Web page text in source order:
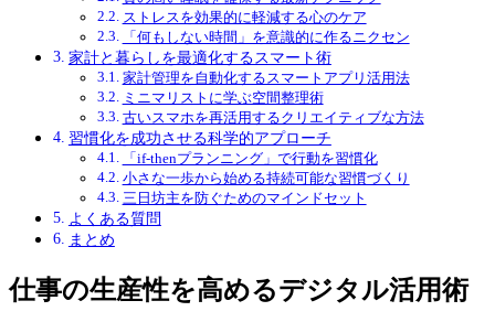
ストレスを効果的に軽減する心のケア
「何もしない時間」を意識的に作るニクセン
家計と暮らしを最適化するスマート術
家計管理を自動化するスマートアプリ活用法
ミニマリストに学ぶ空間整理術
古いスマホを再活用するクリエイティブな方法
習慣化を成功させる科学的アプローチ
「if-thenプランニング」で行動を習慣化
小さな一歩から始める持続可能な習慣づくり
三日坊主を防ぐためのマインドセット
よくある質問
まとめ
仕事の生産性を高めるデジタル活用術